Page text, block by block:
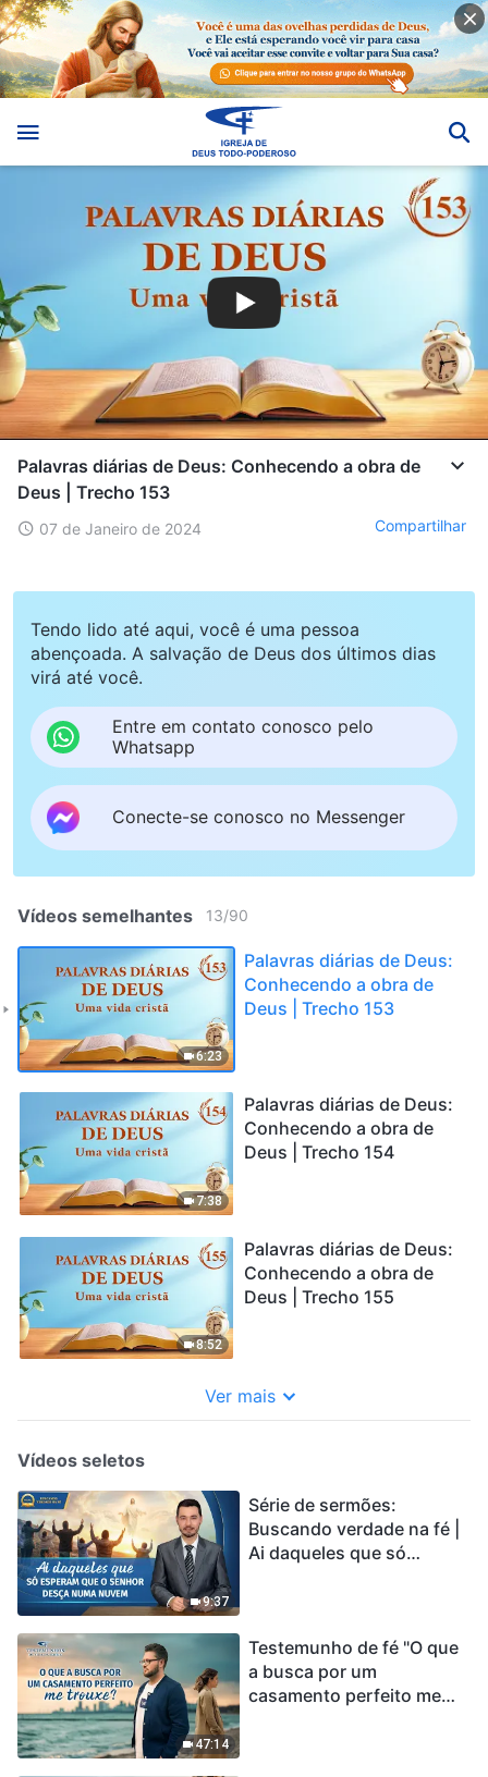
Palavras diárias de Deus: Conhecendo a obra de
Deus | Trecho 153
07 de Janeiro de 2024 Compartilhar
Tendo lido até aqui, você é uma pessoa
abençoada. A salvação de Deus dos últimos dias
virá até você.
Entre em contato conosco pelo
Whatsapp
Conecte-se conosco no Messenger
Vídeos semelhantes 13/90
6:23
Palavras diárias de Deus:
Conhecendo a obra de
Deus | Trecho 153
7:38
Palavras diárias de Deus:
Conhecendo a obra de
Deus | Trecho 154
8:52
Palavras diárias de Deus:
Conhecendo a obra de
Deus | Trecho 155
Ver mais
Vídeos seletos
9:37
Série de sermões:
Buscando verdade na fé |
Ai daqueles que só
47:14
Testemunho de fé "O que
a busca por um
casamento perfeito me